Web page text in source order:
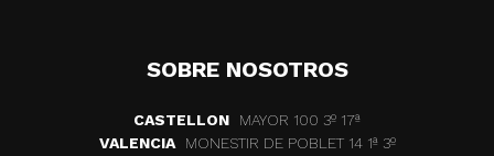
SOBRE NOSOTROS
CASTELLON
MAYOR 100 3º 17ª
VALENCIA
MONESTIR DE POBLET 14 1ª 3º